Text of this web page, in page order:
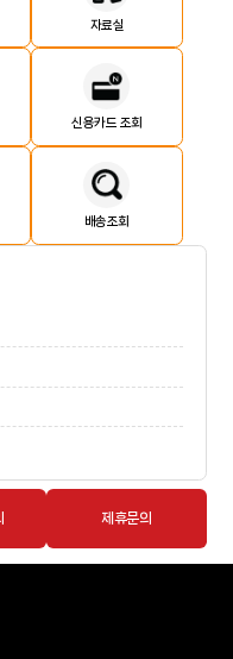
자료실
신용카드 조회
배송조회
제휴문의